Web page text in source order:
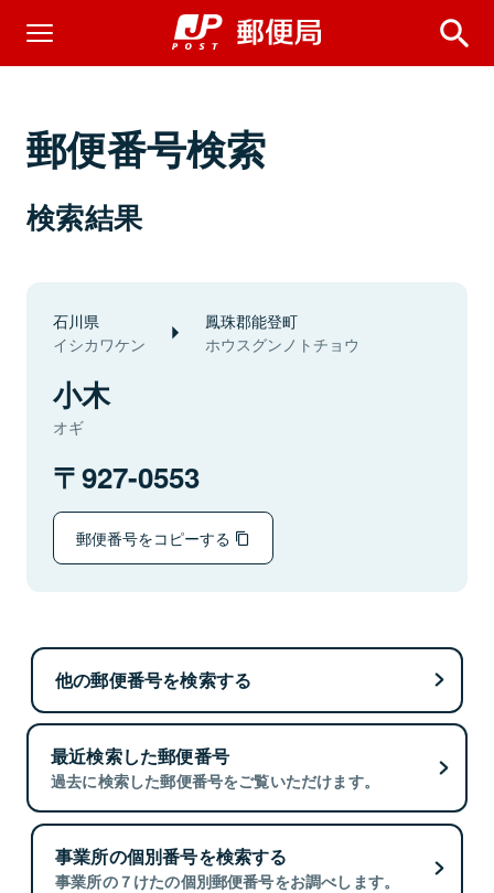
郵便番号検索
検索結果
石川県
イシカワケン
鳳珠郡能登町
ホウスグンノトチョウ
小木
オギ
927-0553
郵便番号をコピーする
他の郵便番号を検索する
最近検索した郵便番号
過去に検索した郵便番号をご覧いただけます。
事業所の個別番号を検索する
事業所の７けたの個別郵便番号をお調べします。